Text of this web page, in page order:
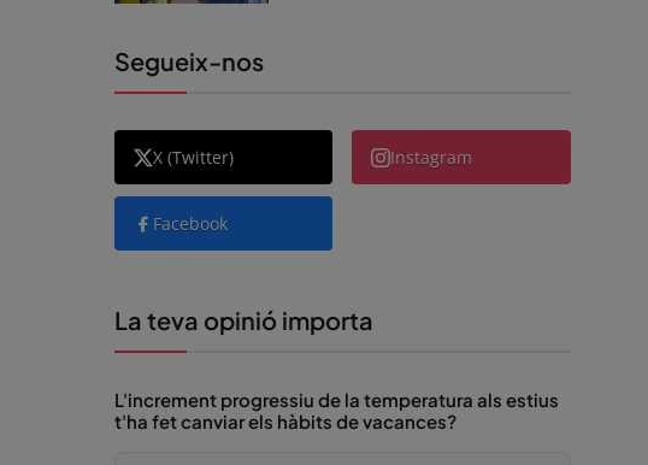
Segueix-nos
X (Twitter) Instagram
Facebook
La teva opinió importa
L'increment progressiu de la temperatura als estius
t'ha fet canviar els hàbits de vacances?